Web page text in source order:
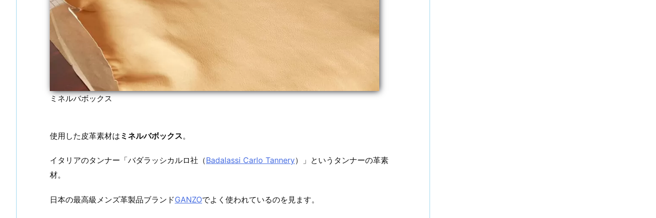
ミネルバボックス
使用した皮革素材は ミネルバボックス。
イタリアのタンナー「バダラッシカルロ社（Badalassi Carlo Tannery）」というタンナーの革素
材。
日本の最高級メンズ革製品ブランドGANZOでよく使われているのを見ます。